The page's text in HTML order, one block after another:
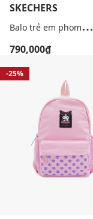
SKECHERS
B
alo trẻ em phom chữ nhật thời trang
790,000₫
-25%